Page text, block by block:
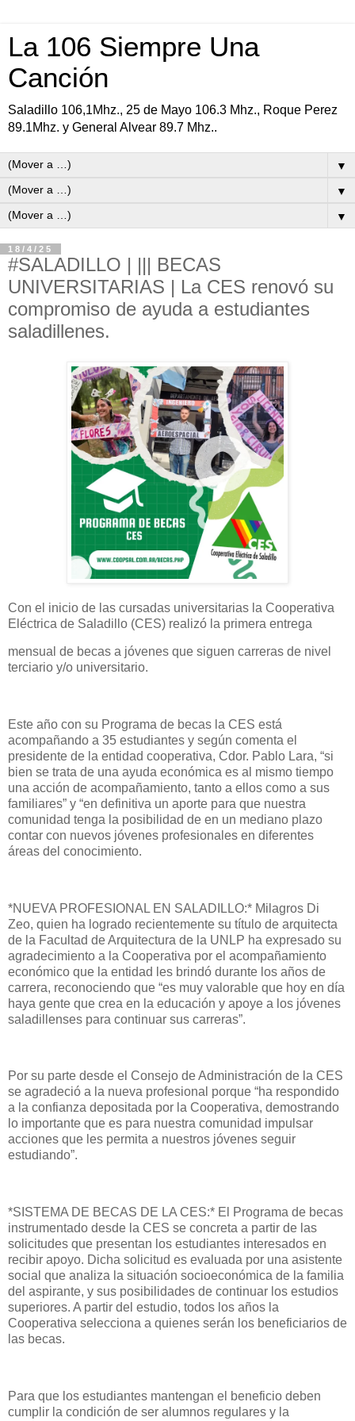
La 106 Siempre Una
Canción
Saladillo 106,1Mhz., 25 de Mayo 106.3 Mhz., Roque Perez
89.1Mhz. y General Alvear 89.7 Mhz..
▼
▼
▼
18/4/25
#SALADILLO | ||| BECAS
UNIVERSITARIAS | La CES renovó su
compromiso de ayuda a estudiantes
saladillenes.
Con el inicio de las cursadas universitarias la Cooperativa
Eléctrica de Saladillo (CES) realizó la primera entrega
mensual de becas a jóvenes que siguen carreras de nivel
terciario y/o universitario.
Este año con su Programa de becas la CES está
acompañando a 35 estudiantes y según comenta el
presidente de la entidad cooperativa, Cdor. Pablo Lara, “si
bien se trata de una ayuda económica es al mismo tiempo
una acción de acompañamiento, tanto a ellos como a sus
familiares” y “en definitiva un aporte para que nuestra
comunidad tenga la posibilidad de en un mediano plazo
contar con nuevos jóvenes profesionales en diferentes
áreas del conocimiento.
*NUEVA PROFESIONAL EN SALADILLO:* Milagros Di
Zeo, quien ha logrado recientemente su título de arquitecta
de la Facultad de Arquitectura de la UNLP ha expresado su
agradecimiento a la Cooperativa por el acompañamiento
económico que la entidad les brindó durante los años de
carrera, reconociendo que “es muy valorable que hoy en día
haya gente que crea en la educación y apoye a los jóvenes
saladillenses para continuar sus carreras”.
Por su parte desde el Consejo de Administración de la CES
se agradeció a la nueva profesional porque “ha respondido
a la confianza depositada por la Cooperativa, demostrando
lo importante que es para nuestra comunidad impulsar
acciones que les permita a nuestros jóvenes seguir
estudiando”.
*SISTEMA DE BECAS DE LA CES:* El Programa de becas
instrumentado desde la CES se concreta a partir de las
solicitudes que presentan los estudiantes interesados en
recibir apoyo. Dicha solicitud es evaluada por una asistente
social que analiza la situación socioeconómica de la familia
del aspirante, y sus posibilidades de continuar los estudios
superiores. A partir del estudio, todos los años la
Cooperativa selecciona a quienes serán los beneficiarios de
las becas.
Para que los estudiantes mantengan el beneficio deben
cumplir la condición de ser alumnos regulares y la